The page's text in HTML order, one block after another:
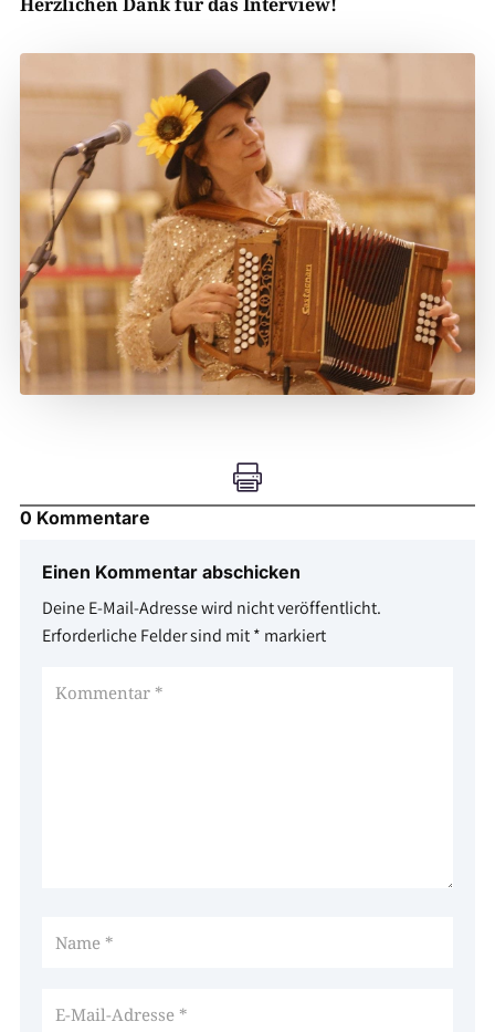

0 Kommentare
Einen Kommentar abschicken
Deine E-Mail-Adresse wird nicht veröffentlicht.
Erforderliche Felder sind mit* markiert